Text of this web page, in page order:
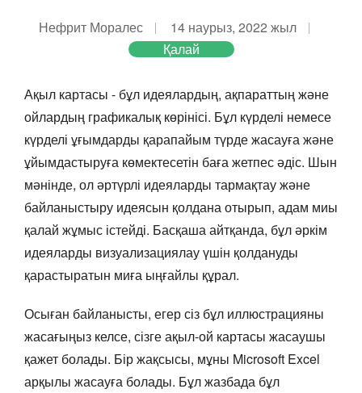
Нефрит Моралес
14 наурыз, 2022 жыл
Қалай
Ақыл картасы - бұл идеялардың, ақпараттың және
ойлардың графикалық көрінісі. Бұл күрделі немесе
күрделі ұғымдарды қарапайым түрде жасауға және
ұйымдастыруға көмектесетін баға жетпес әдіс. Шын
мәнінде, ол әртүрлі идеяларды тармақтау және
байланыстыру идеясын қолдана отырып, адам миы
қалай жұмыс істейді. Басқаша айтқанда, бұл әркім
идеяларды визуализациялау үшін қолдануды
қарастыратын миға ыңғайлы құрал.
Осыған байланысты, егер сіз бұл иллюстрацияны
жасағыңыз келсе, сізге ақыл-ой картасы жасаушы
қажет болады. Бір жақсысы, мұны Microsoft Excel
арқылы жасауға болады. Бұл жазбада бұл